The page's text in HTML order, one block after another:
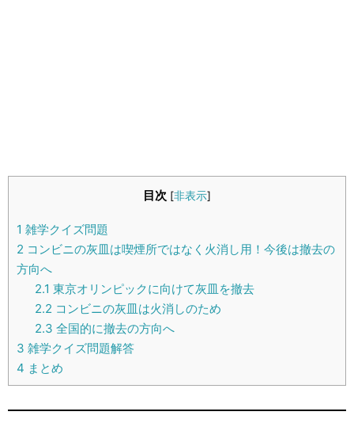
目次 [非表示]
1 雑学クイズ問題
2 コンビニの灰皿は喫煙所ではなく火消し用！今後は撤去の
方向へ
2.1 東京オリンピックに向けて灰皿を撤去
2.2 コンビニの灰皿は火消しのため
2.3 全国的に撤去の方向へ
3 雑学クイズ問題解答
4 まとめ